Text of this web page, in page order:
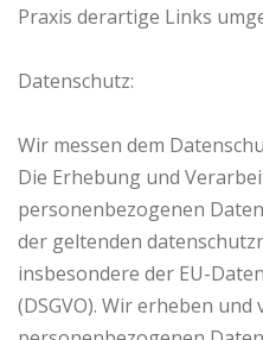
Praxis derartige Links
Datenschutz:
Wir messen dem
Die Erhebung und
personenbezogenen
der geltenden
insbesondere der EU-
(DSGVO). Wir erheben